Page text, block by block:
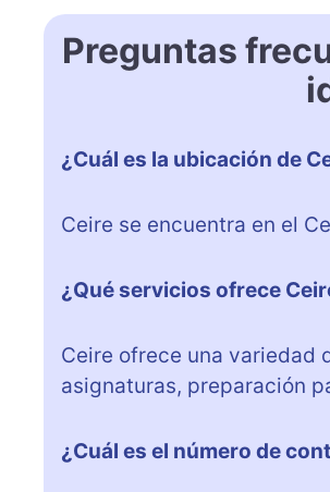
Preguntas
¿Cuál es la ubicación de
Ceire se encuentra en el
¿Qué servicios ofrece
Ceire ofrece una variedad
asignaturas, preparación
¿Cuál es el número de